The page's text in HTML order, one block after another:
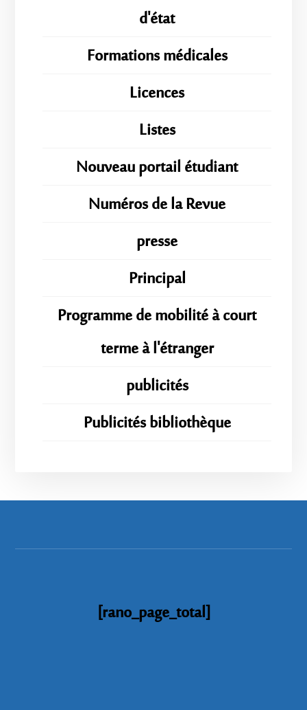
d'état
Formations médicales
Licences
Listes
Nouveau portail étudiant
Numéros de la Revue
presse
Principal
Programme de mobilité à court
terme à l'étranger
publicités
Publicités bibliothèque
[rano_page_total]